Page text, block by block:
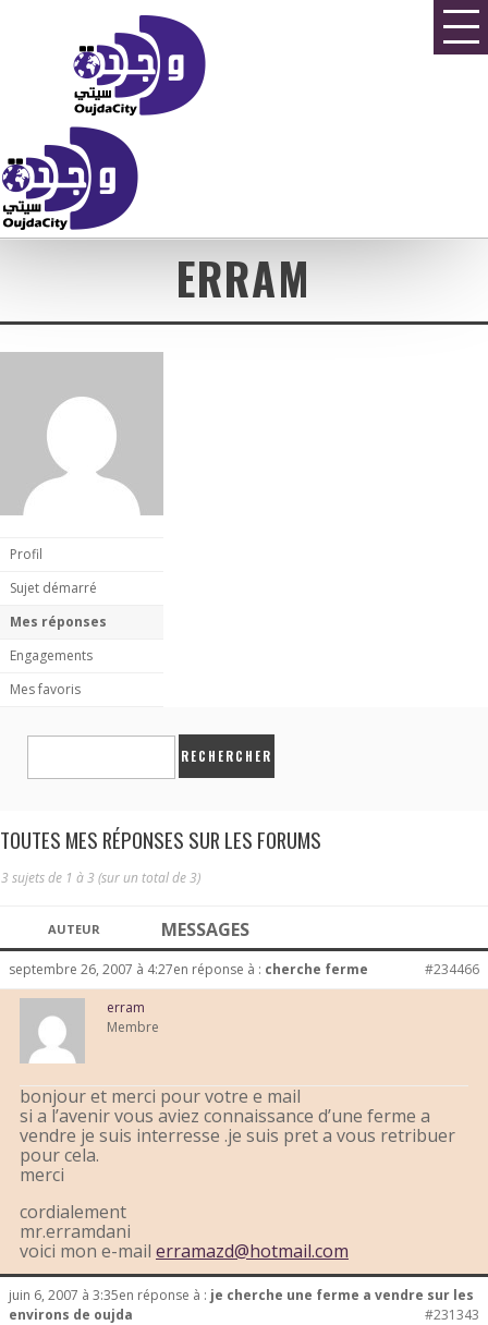
ERRAM
Profil
Sujet démarré
Mes réponses
Engagements
Mes favoris
TOUTES MES RÉPONSES SUR LES FORUMS
3 sujets de 1 à 3 (sur un total de 3)
AUTEUR MESSAGES
septembre 26, 2007 à 4:27en réponse à : cherche ferme #234466
erram
Membre
bonjour et merci pour votre e mail
si a l’avenir vous aviez connaissance d’une ferme a
vendre je suis interresse .je suis pret a vous retribuer
pour cela.
merci
cordialement
mr.erramdani
voici mon e-mail erramazd@hotmail.com
juin 6, 2007 à 3:35en réponse à : je cherche une ferme a vendre sur les
environs de oujda
#231343